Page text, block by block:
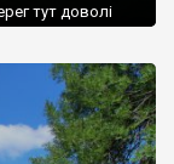
тут доволі
навколишніх
Точної дати […]